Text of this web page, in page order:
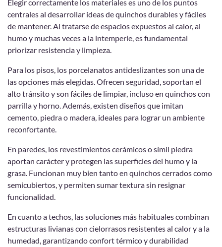
Elegir correctamente los materiales es uno de los puntos
centrales al desarrollar ideas de quinchos durables y fáciles
de mantener. Al tratarse de espacios expuestos al calor, al
humo y muchas veces a la intemperie, es fundamental
priorizar resistencia y limpieza.
Para los pisos, los porcelanatos antideslizantes son una de
las opciones más elegidas. Ofrecen seguridad, soportan el
alto tránsito y son fáciles de limpiar, incluso en quinchos con
parrilla y horno. Además, existen diseños que imitan
cemento, piedra o madera, ideales para lograr un ambiente
reconfortante.
En paredes, los revestimientos cerámicos o símil piedra
aportan carácter y protegen las superficies del humo y la
grasa. Funcionan muy bien tanto en quinchos cerrados como
semicubiertos, y permiten sumar textura sin resignar
funcionalidad.
En cuanto a techos, las soluciones más habituales combinan
estructuras livianas con cielorrasos resistentes al calor y a la
humedad, garantizando confort térmico y durabilidad